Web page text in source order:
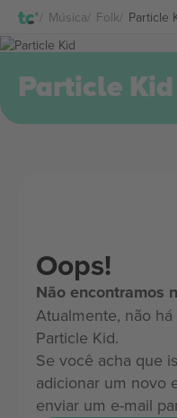
Música Folk Particle
Particle
Oops!
Não encontramos
Atualmente, não
Particle Kid.
Se você acha que
adicionar um novo
enviar um e-mail